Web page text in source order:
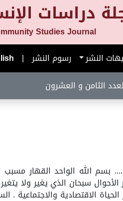
دراسات
Studies Journal
النشر رسوم النشر |
الثامن و العشرون
بسم الله الواحد القهار
سبحان الذي يغير ولا
الاقتصادية والاجتماعية